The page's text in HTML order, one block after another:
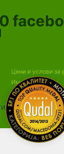
Цени и услови
Импресум
Сите права се